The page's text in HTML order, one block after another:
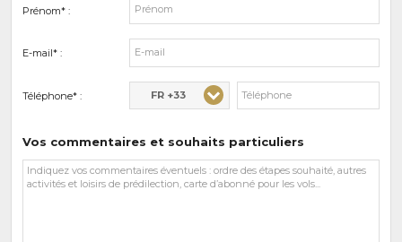
Prénom* :
E-mail* :
Téléphone* : FR +33
Vos commentaires et souhaits particuliers
Vos
commentaires